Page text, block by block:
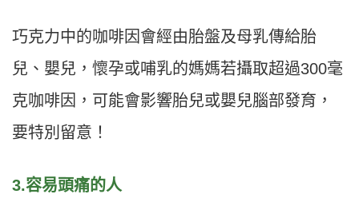
巧克力中的咖啡因會經由胎盤及母乳傳給胎
兒、嬰兒，懷孕或哺乳的媽媽若攝取超過300毫
克咖啡因，可能會影響胎兒或嬰兒腦部發育，
要特別留意！
3.容易頭痛的人